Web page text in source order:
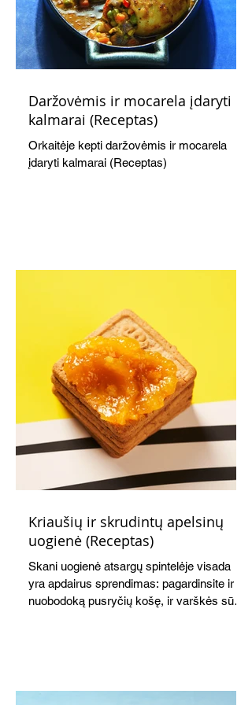
Daržovėmis ir mocarela įdaryti
kalmarai (Receptas)
Orkaitėje kepti daržovėmis ir mocarela
įdaryti kalmarai (Receptas)
Kriaušių ir skrudintų apelsinų
uogienė (Receptas)
Skani uogienė atsargų spintelėje visada
yra apdairus sprendimas: pagardinsite ir
nuobodoką pusryčių košę, ir varškės sūrį,